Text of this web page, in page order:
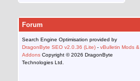
Forum
Search Engine Optimisation provided by
DragonByte SEO v2.0.36 (Lite) - vBulletin Mods &
Addons Copyright © 2026 DragonByte
Technologies Ltd.